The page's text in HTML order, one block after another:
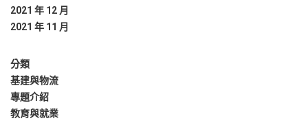
2021 年 12 月
2021 年 11 月
分類
基建與物流
專題介紹
教育與就業